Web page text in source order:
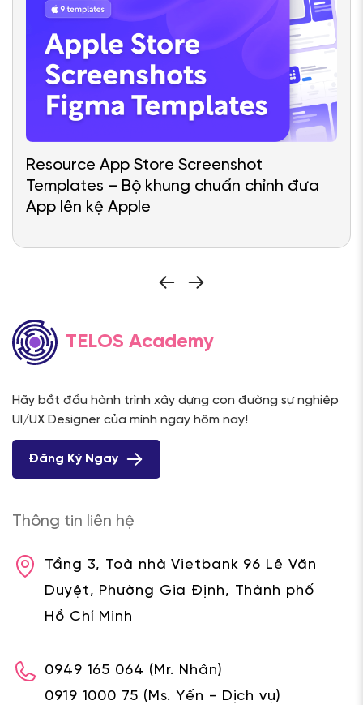
Resource App Store Screenshot
Templates – Bộ khung chuẩn chỉnh đưa
App lên kệ Apple
TELOS Academy
Hãy bắt đầu hành trình xây dựng con đường sự nghiệp
UI/UX Designer của mình ngay hôm nay!
Đăng Ký Ngay
Thông tin liên hệ
Tầng 3, Toà nhà Vietbank 96 Lê Văn
Duyệt, Phường Gia Định, Thành phố
Hồ Chí Minh
0949 165 064 (Mr. Nhân)
0919 1000 75 (Ms. Yến - Dịch vụ)